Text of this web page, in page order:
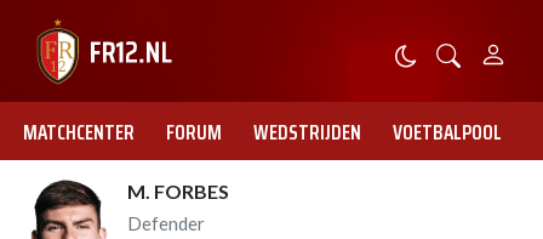
MATCHCENTER FORUM WEDSTRIJDEN VOETBALPOOL
M. FORBES
Defender